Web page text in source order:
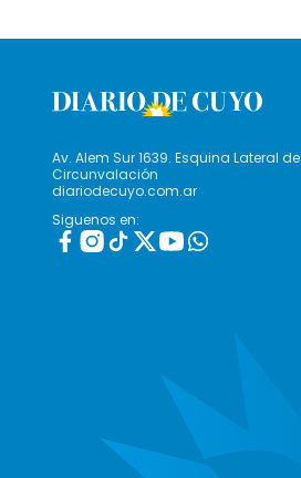
Av. Alem Sur 1639. Esquina Lateral de
Circunvalación
diariodecuyo.com.ar
Siguenos en: